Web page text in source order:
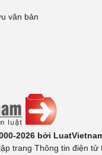
văn bản
2026 bởi
trang Thông tin điện